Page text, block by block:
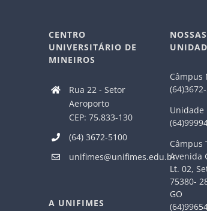
CENTRO
UNIVERSITÁRIO DE
MINEIROS
Rua 22 - Setor
Aeroporto
CEP: 75.833-130
(64) 3672-5100
unifimes@unifimes.edu.br
A UNIFIMES
NOSSAS
Câmpus
Unidade
Câmpus
Avenida
Lt. 02,
75380-
GO